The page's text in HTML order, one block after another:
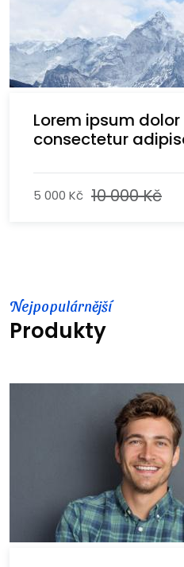
Lorem ipsum
consectetur
5 000 Kč 10 000 Kč
Nejpopulárnější
Produkty